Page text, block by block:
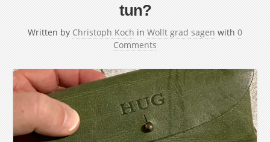
tun?
Written by Christoph Koch in Wollt grad sagen with 0
Comments